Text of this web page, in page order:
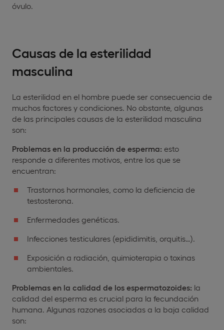
óvulo.
Causas de la esterilidad
masculina
La esterilidad en el hombre puede ser consecuencia de
muchos factores y condiciones. No obstante, algunas
de las principales causas de la esterilidad masculina
son:
Problemas en la producción de esperma: esto
responde a diferentes motivos, entre los que se
encuentran:
Trastornos hormonales, como la deficiencia de
testosterona.
Enfermedades genéticas.
Infecciones testiculares (epididimitis, orquitis…).
Exposición a radiación, quimioterapia o toxinas
ambientales.
Problemas en la calidad de los espermatozoides: la
calidad del esperma es crucial para la fecundación
humana. Algunas razones asociadas a la baja calidad
son: